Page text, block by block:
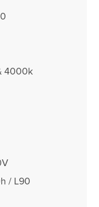
4000k
/ L90